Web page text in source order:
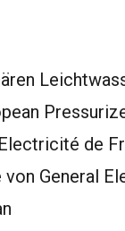
de
General